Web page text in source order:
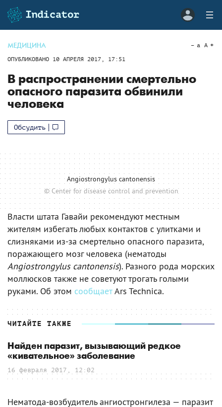
МЕДИЦИНА
ОПУБЛИКОВАНО 10 АПРЕЛЯ 2017, 17:51
a A
В распространении смертельно
опасного паразита обвинили
человека
Обсудить
Angiostrongylus cantonensis
© Сenter for disease control and prevention
Власти штата Гавайи рекомендуют местным
жителям избегать любых контактов с улитками и
слизняками из-за смертельно опасного паразита,
поражающего мозг человека (нематоды
Angiostrongylus cantonensis). Разного рода морских
моллюсков также не советуют трогать голыми
руками. Об этом сообщаетArs Technica.
ЧИТАЙТЕ ТАКЖЕ
Найден паразит, вызывающий редкое
«кивательное» заболевание
16 февраля 2017, 12:02
Нематода-возбудитель ангиостронгилеза — паразит